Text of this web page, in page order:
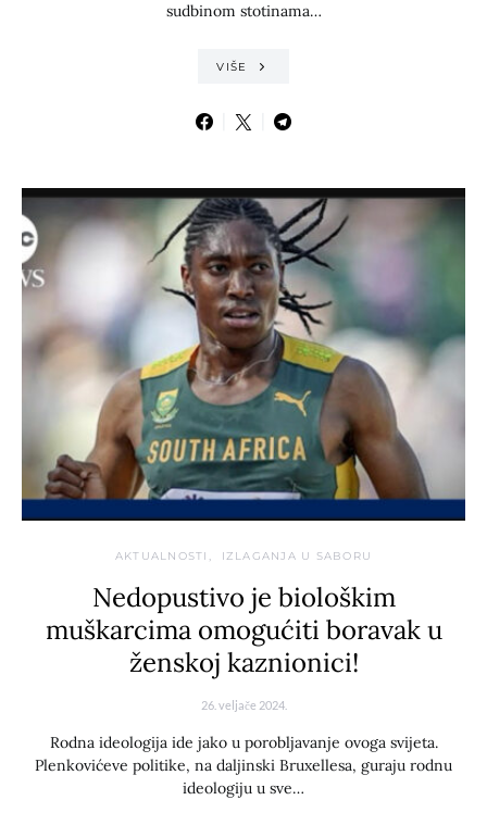
sudbinom stotinama…
VIŠE
AKTUALNOSTI IZLAGANJA U SABORU
Nedopustivo je biološkim
muškarcima omogućiti boravak u
ženskoj kaznionici!
26. veljače 2024.
Rodna ideologija ide jako u porobljavanje ovoga svijeta.
Plenkovićeve politike, na daljinski Bruxellesa, guraju rodnu
ideologiju u sve…